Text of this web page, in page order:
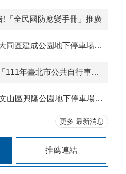
「全民國防應變手冊」推廣
園地下停車場自113年4月1日0時起 調整費率事宜。
市公共自行車租賃系統不堪用報廢設備拆解回收案」
地下停車場自109年11月1日0時起調整全日月票收費費率。
更多 最新消息
推薦連結